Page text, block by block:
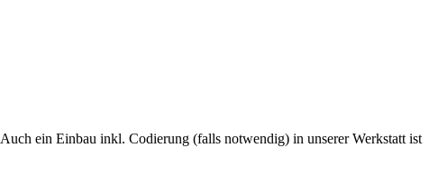
Auch ein Einbau inkl. Codierung (falls notwendig) in unserer Werkstatt ist